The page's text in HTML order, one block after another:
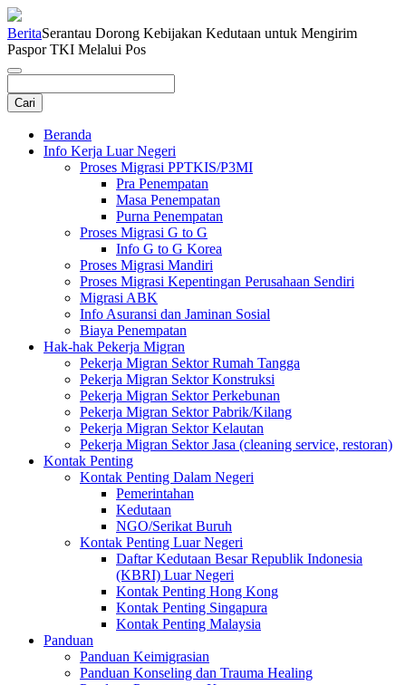
BeritaSerantau Dorong Kebijakan Kedutaan untuk Mengirim
Paspor TKI Melalui Pos
Beranda
Info Kerja Luar Negeri
Proses Migrasi PPTKIS/P3MI
Pra Penempatan
Masa Penempatan
Purna Penempatan
Proses Migrasi G to G
Info G to G Korea
Proses Migrasi Mandiri
Proses Migrasi Kepentingan Perusahaan Sendiri
Migrasi ABK
Info Asuransi dan Jaminan Sosial
Biaya Penempatan
Hak-hak Pekerja Migran
Pekerja Migran Sektor Rumah Tangga
Pekerja Migran Sektor Konstruksi
Pekerja Migran Sektor Perkebunan
Pekerja Migran Sektor Pabrik/Kilang
Pekerja Migran Sektor Kelautan
Pekerja Migran Sektor Jasa (cleaning service, restoran)
Kontak Penting
Kontak Penting Dalam Negeri
Pemerintahan
Kedutaan
NGO/Serikat Buruh
Kontak Penting Luar Negeri
Daftar Kedutaan Besar Republik Indonesia
(KBRI) Luar Negeri
Kontak Penting Hong Kong
Kontak Penting Singapura
Kontak Penting Malaysia
Panduan
Panduan Keimigrasian
Panduan Konseling dan Trauma Healing